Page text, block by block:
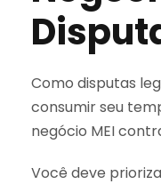
Como disputas
consumir seu
negócio MEI
Você deve